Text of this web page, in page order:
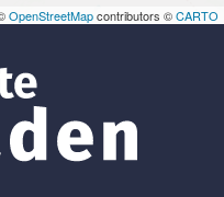
OpenStreetMapcontributors ©CARTO